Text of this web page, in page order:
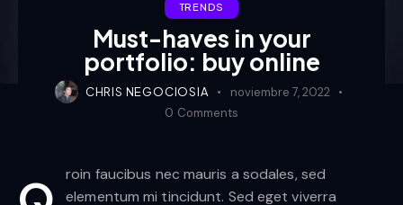
TRENDS
Must-haves in your
portfolio: buy online
CHRIS NEGOCIOSIA
noviembre 7, 2022
0 Comments
roin faucibus nec mauris a sodales, sed
elementum mi tincidunt. Sed eget viverra